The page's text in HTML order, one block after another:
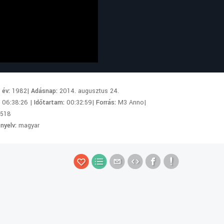
1982|Adásnap:2014. augusztus 24.
06:38:26 |Időtartam:00:32:59|Forrás:M3 Anno|
magyar